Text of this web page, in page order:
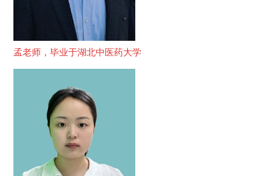
孟老师，毕业于湖北中医药大学